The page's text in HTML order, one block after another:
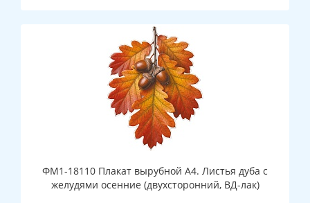
ФМ1-18110 Плакат вырубной А4. Листья дуба с
желудями осенние (двухсторонний, ВД-лак)